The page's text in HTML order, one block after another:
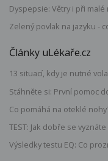
Dyspepsie: Větry i při
Zelený povlak na jazyku -
Články uLékaře.cz
13 situací, kdy je nutné
Stáhněte si: První pomoc
Co pomáhá na oteklé
TEST: Jak dobře se
Výsledky testu EQ: Co